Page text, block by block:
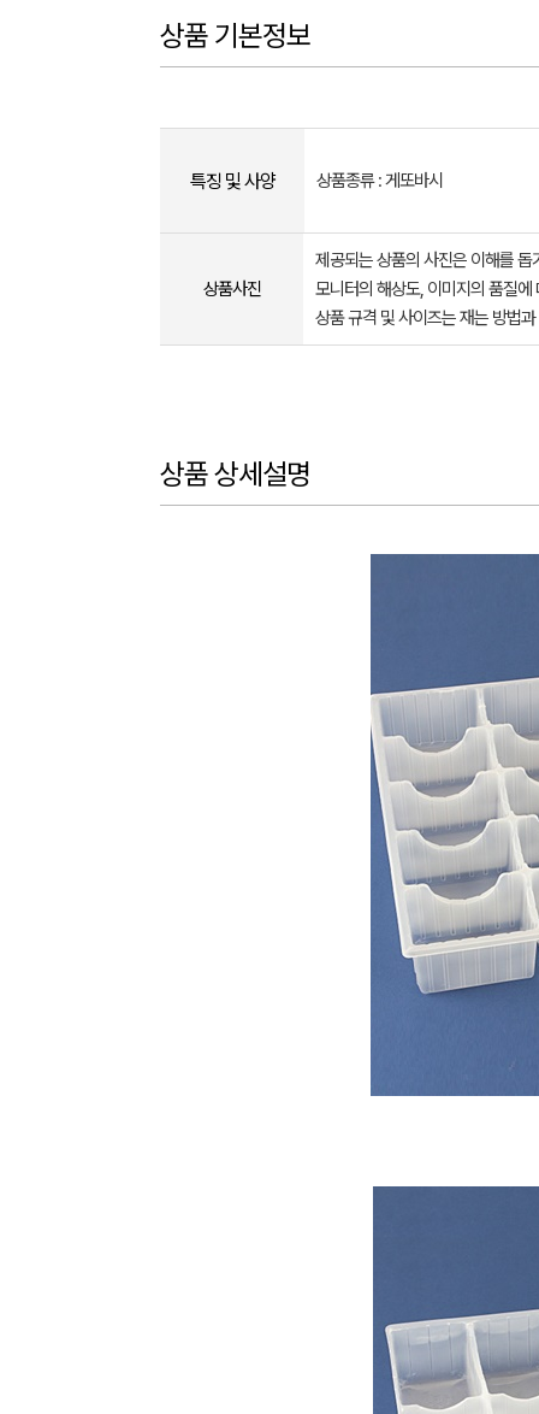
상품 기본정보
특징 및 사양 상품종류 : 게또바시
상품사진
제공되는 상품의 사진은 이해를
모니터의 해상도, 이미지의 품질
상품 규격 및 사이즈는 재는 방법
상품 상세설명